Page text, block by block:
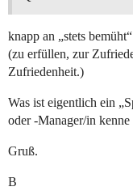
knapp an „stets
(zu erfüllen, zur
Zufriedenheit.)
Was ist eigentlich ein
oder -Manager/in kenne
Gruß.
B